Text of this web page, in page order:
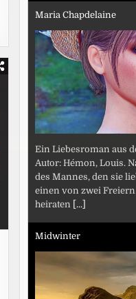
Maria Chapdelaine
Ein Liebesroman aus
Autor: Hémon, Louis.
des Mannes, den sie
einen von zwei
heiraten [...]
Midwinter